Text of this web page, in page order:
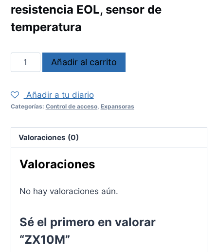
resistencia EOL, sensor de
temperatura
ZX10M
cantidad
Añadir al carrito
Añadir a tu diario
Categorías: Control de acceso, Expansoras
Valoraciones (0)
Valoraciones
No hay valoraciones aún.
Sé el primero en valorar
“ZX10M”